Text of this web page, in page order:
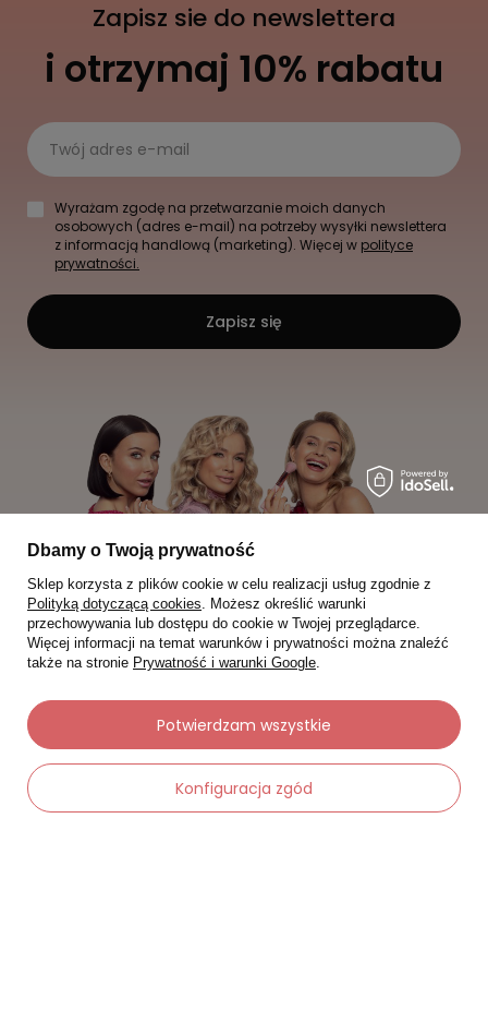
Zapisz sie do newslettera
i otrzymaj 10% rabatu
Twój adres e-mail
Wyrażam zgodę na przetwarzanie moich danych
osobowych (adres e-mail) na potrzeby wysyłki newslettera
z informacją handlową (marketing). Więcej w polityce
prywatności.
Zapisz się
Moje zamówienia
Status zamówienia
Śledzenie przesyłki
Dbamy o Twoją prywatność
Sklep korzysta z plików cookie w celu realizacji usług zgodnie z
Polityką dotyczącą cookies. Możesz określić warunki
przechowywania lub dostępu do cookie w Twojej przeglądarce.
Więcej informacji na temat warunków i prywatności można znaleźć
także na stronie Prywatność i warunki Google.
Konfiguracja zgód
Potwierdzam wszystkie